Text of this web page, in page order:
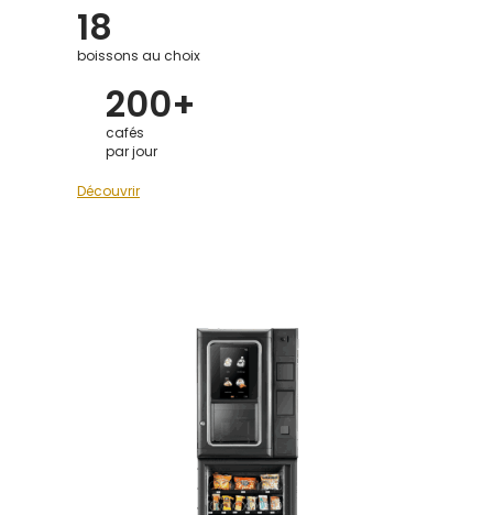
18
boissons au choix
200+
cafés
par jour
Découvrir